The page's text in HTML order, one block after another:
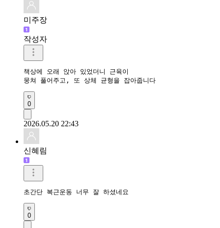
미주장
작성자
책상에 오래 앉아 있었더니 근육이
뭉쳐 풀어주고, 또 상체 균형을 잡아줍니다
0
2026.05.20 22:43
신혜림
초간단 복근운동 너무 잘 하셨네요
0